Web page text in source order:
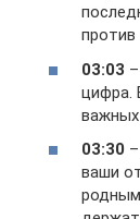
против
03:03
цифра.
03:30
ваши